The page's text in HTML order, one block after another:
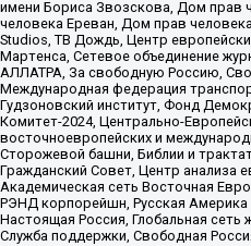
имени Бориса Звозскова, Дом прав
человека Ереван, Дом прав
Studios, ТВ Дождь, Центр
Мартенса, Сетевое объединение
АЛЛАТРА, За свободную Россию,
Международная федерация
Гудзоновский институт, Фонд
Комитет-2024, Центрально-
восточноевропейских и
Сторожевой башни, Библии и
Гражданский Совет, Центр анализа
Академическая сеть Восточная
РЭНД корпорейшн, Русская
Настоящая Россия, Глобальная сеть
Служба поддержки, Свободная